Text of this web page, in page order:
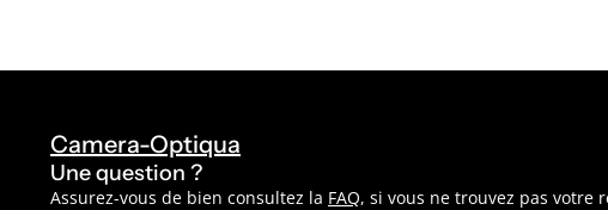
Camera-Optiqua
Une question ?
Assurez-vous de bien consultez la FAQ, si vous ne trouvez pas votre